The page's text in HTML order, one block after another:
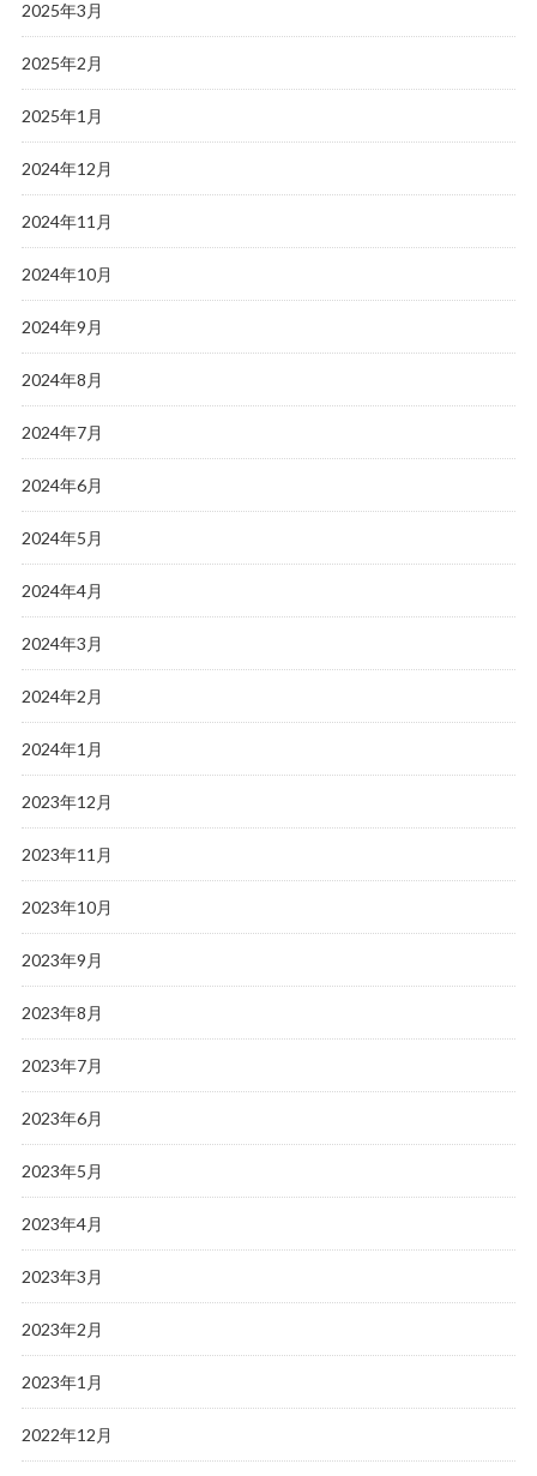
2025年3月
2025年2月
2025年1月
2024年12月
2024年11月
2024年10月
2024年9月
2024年8月
2024年7月
2024年6月
2024年5月
2024年4月
2024年3月
2024年2月
2024年1月
2023年12月
2023年11月
2023年10月
2023年9月
2023年8月
2023年7月
2023年6月
2023年5月
2023年4月
2023年3月
2023年2月
2023年1月
2022年12月